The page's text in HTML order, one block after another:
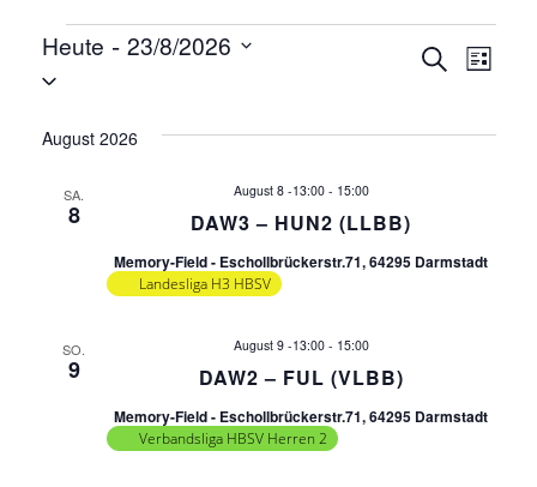
Veranstaltungen
V
e
a
t
SucheV
r
s
l
Liste
Heute - 23/8/2026
August 2026
SA.
8 DAW3 – HUN2 (LLBB)
August 8 -13:00- 15:00
Memory-Field - Eschollbrückerstr.71, 64295 Darmstadt
Landesliga H3 HBSV
SO.
9 DAW2 – FUL (VLBB)
August 9 -13:00- 15:00
Memory-Field - Eschollbrückerstr.71, 64295 Darmstadt
Verbandsliga HBSV Herren 2